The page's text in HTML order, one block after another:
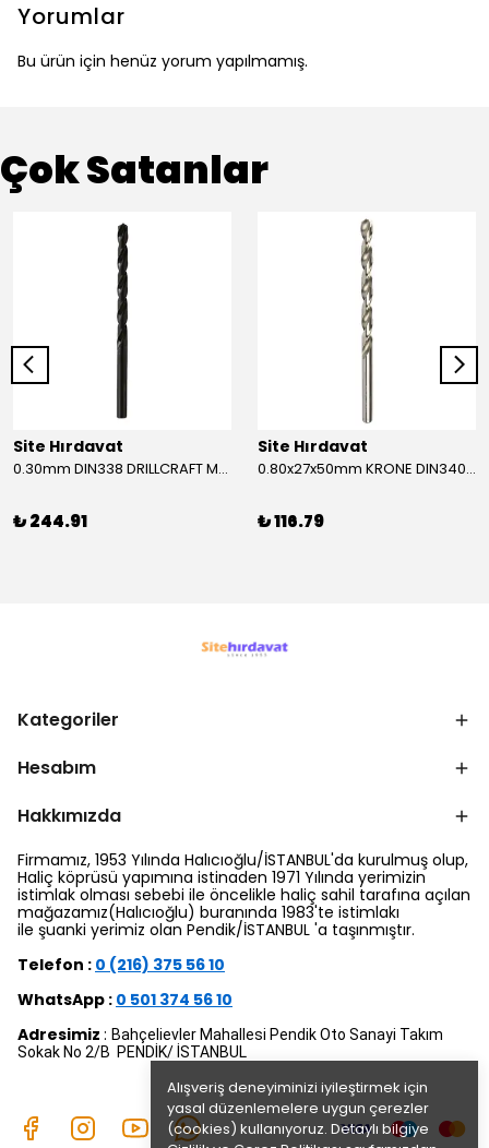
Alışveriş deneyiminizi iyileştirmek için
yasal düzenlemelere uygun çerezler
(cookies) kullanıyoruz. Detaylı bilgiye
Yorumlar
Bu ürün için henüz yorum yapılmamış.
Çok Satanlar
Site Hırdavat
0.30mm DIN338 DRILLCRAFT MATKAP UCU HSS 10 Adet
₺ 244.91
Site Hırdavat
0.80x27x50mm KRONE DIN340 UZUN MATKAP UCU HSS 10 Adet
₺ 116.79
Kategoriler
Hesabım
Hakkımızda
Firmamız, 1953 Yılında Halıcıoğlu/İSTANBUL'da kurulmuş olup,
Haliç köprüsü yapımına istinaden 1971 Yılında yerimizin
istimlak olması sebebi ile öncelikle haliç sahil tarafına açılan
mağazamız(Halıcıoğlu) buranında 1983'te istimlakı
ile şuanki yerimiz olan Pendik/İSTANBUL 'a taşınmıştır.
Telefon : 0 (216) 375 56 10
WhatsApp : 0 501 374 56 10
Adresimiz : Bahçelievler Mahallesi Pendik Oto Sanayi Takım
Sokak No 2/B PENDİK/ İSTANBUL